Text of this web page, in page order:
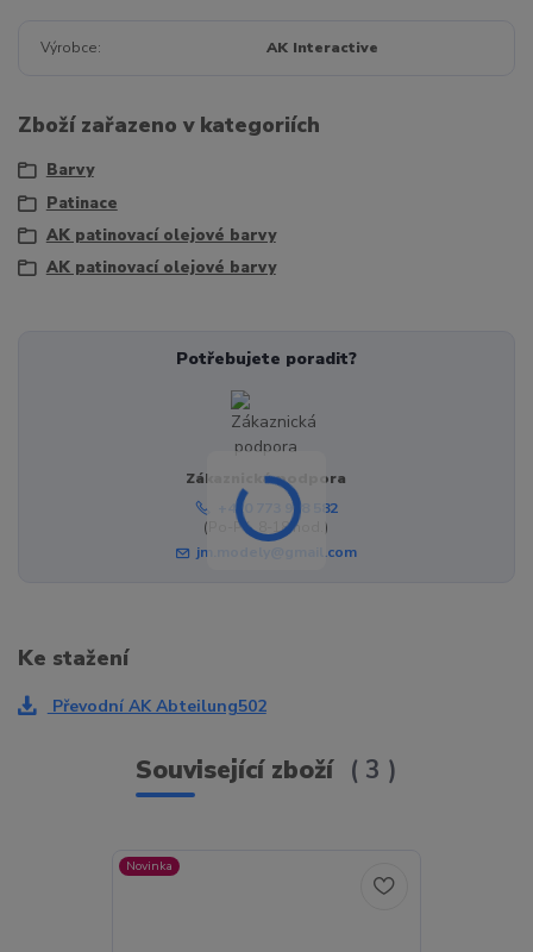
Výrobce AK Interactive
Zboží zařazeno v kategoriích
Barvy
Patinace
AK patinovací olejové barvy
AK patinovací olejové barvy
Potřebujete poradit?
Zákaznická podpora
+420 773 998 582
(Po-Pá, 8-18 hod.)
jm.modely@gmail.com
Ke stažení
Převodní AK Abteilung502
Související zboží 3
Novinka